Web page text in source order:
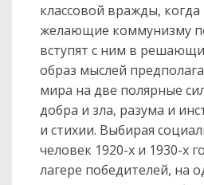
классовой вражды, когда
желающие коммунизму
вступят с ним в
образ мыслей
мира на две полярные
добра и зла, разума и
и стихии. Выбирая
чело­век 1920-х и 1930-х
лагере побе­дителей, на